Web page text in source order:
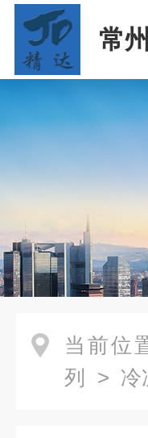
常
司
当前位
列
> 冷